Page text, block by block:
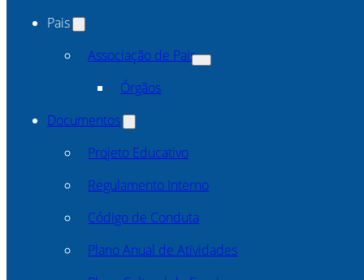
Pais
Associação de Pais
Órgãos
Documentos
Projeto Educativo
Regulamento Interno
Código de Conduta
Plano Anual de Atividades